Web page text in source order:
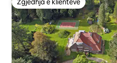
Zgjedhja e klientëve
Zgjedhja e klientëve